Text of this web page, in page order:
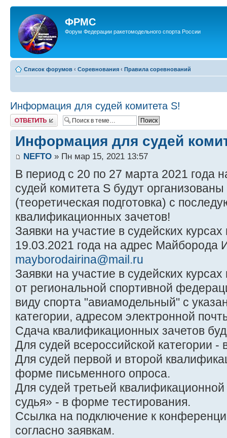
ФРМС
Форум Федерации ракетомодельного спорта России
Список форумов ‹ Соревнования ‹ Правила соревнований
Информация для судей комитета S!
Ответить
Информация для судей
NEFTO » Пн мар 15, 2021 13:57
В период с 20 по 27 марта 2021 года
судей комитета S будут
(теоретическая подготовка) с
квалификационных зачетов!
Заявки на участие в судейских
19.03.2021 года на адрес Майборода
mayborodairina@mail.ru
Заявки на участие в судейских
от региональной спортивной
виду спорта "авиамодельный" с
категории, адресом электронной
Сдача квалификационных зачетов
Для судей всероссийской категории
Для судей первой и второй
форме письменного опроса.
Для судей третьей
судья» - в форме тестирования.
Ссылка на подключение к
согласно заявкам.